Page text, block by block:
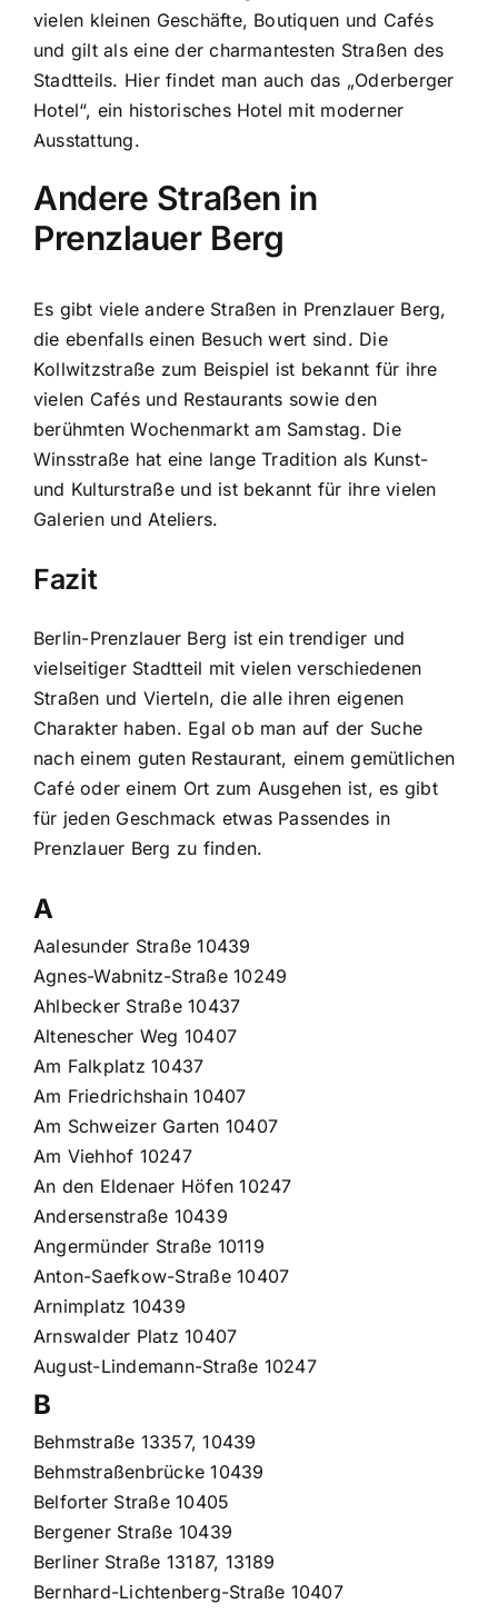
vielen kleinen Geschäfte, Boutiquen und Cafés
und gilt als eine der charmantesten Straßen des
Stadtteils. Hier findet man auch das „Oderberger
Hotel“, ein historisches Hotel mit moderner
Ausstattung.
Andere Straßen in
Prenzlauer Berg
Es gibt viele andere Straßen in Prenzlauer Berg,
die ebenfalls einen Besuch wert sind. Die
Kollwitzstraße zum Beispiel ist bekannt für ihre
vielen Cafés und Restaurants sowie den
berühmten Wochenmarkt am Samstag. Die
Winsstraße hat eine lange Tradition als Kunst-
und Kulturstraße und ist bekannt für ihre vielen
Galerien und Ateliers.
Fazit
Berlin-Prenzlauer Berg ist ein trendiger und
vielseitiger Stadtteil mit vielen verschiedenen
Straßen und Vierteln, die alle ihren eigenen
Charakter haben. Egal ob man auf der Suche
nach einem guten Restaurant, einem gemütlichen
Café oder einem Ort zum Ausgehen ist, es gibt
für jeden Geschmack etwas Passendes in
Prenzlauer Berg zu finden.
A
Aalesunder Straße 10439
Agnes-Wabnitz-Straße 10249
Ahlbecker Straße 10437
Altenescher Weg 10407
Am Falkplatz 10437
Am Friedrichshain 10407
Am Schweizer Garten 10407
Am Viehhof 10247
An den Eldenaer Höfen 10247
Andersenstraße 10439
Angermünder Straße 10119
Anton-Saefkow-Straße 10407
Arnimplatz 10439
Arnswalder Platz 10407
August-Lindemann-Straße 10247
B
Behmstraße 13357, 10439
Behmstraßenbrücke 10439
Belforter Straße 10405
Bergener Straße 10439
Berliner Straße 13187, 13189
Bernhard-Lichtenberg-Straße 10407